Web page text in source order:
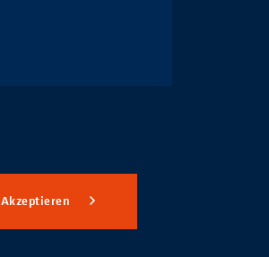
Akzeptieren